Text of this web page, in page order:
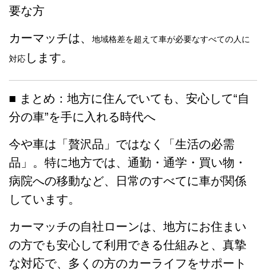
要な方
カーマッチは、 地域格差を超えて車が必要なすべての人に
対応 します。
■ まとめ：地方に住んでいても、安心して“自
分の車”を手に入れる時代へ
今や車は「贅沢品」ではなく「生活の必需
品」。特に地方では、通勤・通学・買い物・
病院への移動など、日常のすべてに車が関係
しています。
カーマッチの自社ローンは、地方にお住まい
の方でも安心して利用できる仕組みと、真摯
な対応で、多くの方のカーライフをサポート